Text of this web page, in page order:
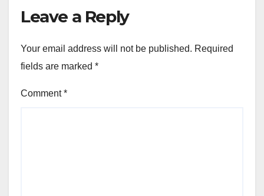
Leave a Reply
Your email address will not be published. Required
fields are marked *
Comment*